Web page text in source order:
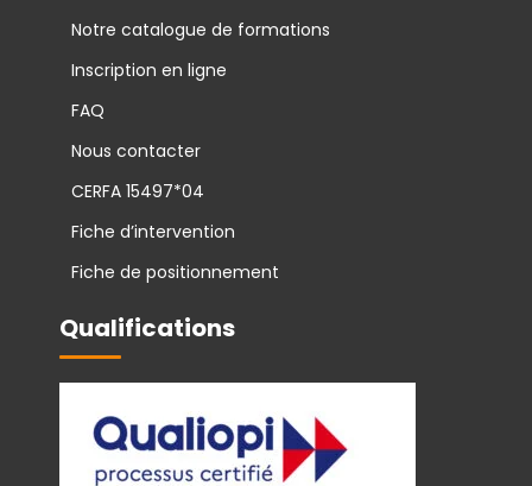
Notre catalogue de formations
Inscription en ligne
FAQ
Nous contacter
CERFA 15497*04
Fiche d’intervention
Fiche de positionnement
Qualifications